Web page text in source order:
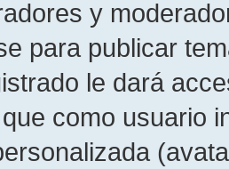
y
para publicar
le dará
como usuario